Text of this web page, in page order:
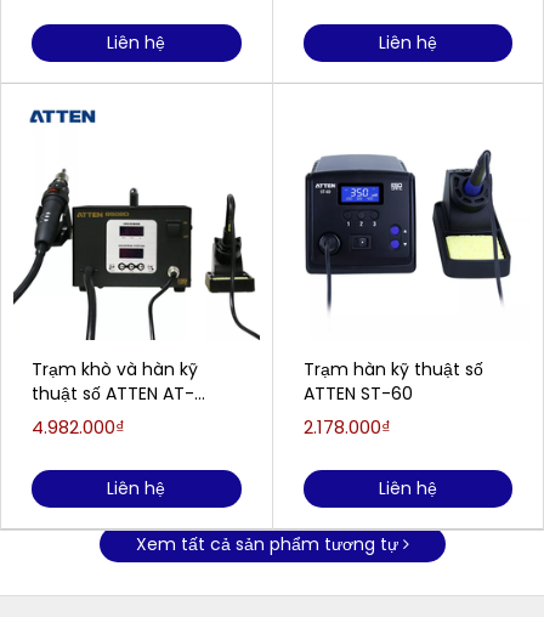
Liên hệ
Trạm khò và hàn kỹ
thuật số ATTEN AT-
8502D
4.982.000₫
Liên hệ
Liên hệ
Trạm hàn kỹ thuật số
ATTEN ST-60
2.178.000₫
Liên hệ
Xem tất cả sản phẩm tương tự